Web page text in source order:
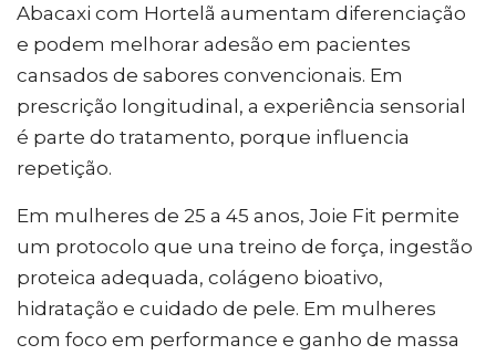
Abacaxi com Hortelã aumentam diferenciação
e podem melhorar adesão em pacientes
cansados de sabores convencionais. Em
prescrição longitudinal, a experiência sensorial
é parte do tratamento, porque influencia
repetição.
Em mulheres de 25 a 45 anos, Joie Fit permite
um protocolo que una treino de força, ingestão
proteica adequada, colágeno bioativo,
hidratação e cuidado de pele. Em mulheres
com foco em performance e ganho de massa